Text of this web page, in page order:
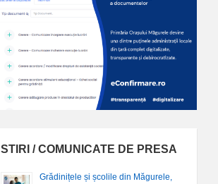
STIRI / COMUNICATE DE PRESA
Grădinițele și școlile din Măgurele,